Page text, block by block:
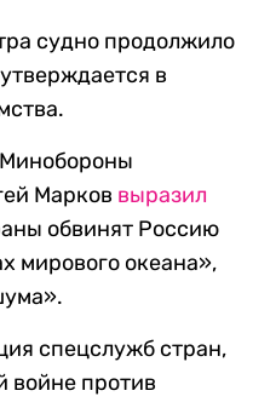
судно продолжило
в
Марков выразил
обвинят Россию
мирового океана»,
спецслужб стран,
войне против